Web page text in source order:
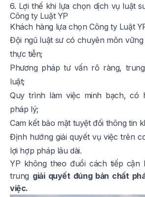
6. Lợi thế khi lựa chọn dịch vụ luật
Công ty Luật YP
Khách hàng lựa chọn Công ty Luật
Đội ngũ luật sư có chuyên môn vững
thực tiễn;
Phương pháp tư vấn rõ ràng,
luật;
Quy trình làm việc minh bạch, có
pháp lý;
Cam kết bảo mật tuyệt đối thông tin
Định hướng giải quyết vụ việc trên
lợi hợp pháp lâu dài.
YP không theo đuổi cách tiếp cận
trung giải quyết đúng bản chất
việc.